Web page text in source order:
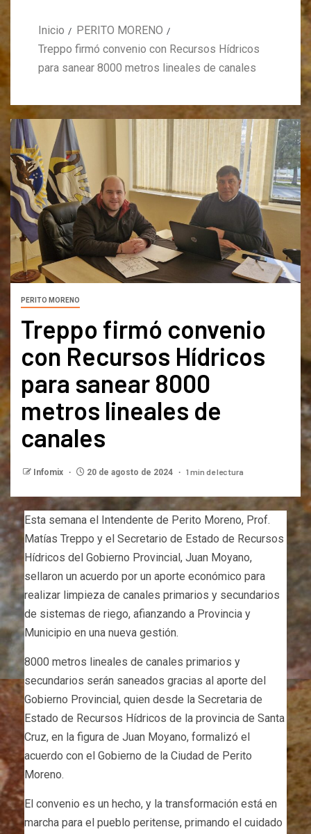
Inicio
PERITO MORENO
Treppo firmó convenio con Recursos Hídricos
para sanear 8000 metros lineales de canales
PERITO MORENO
Treppo firmó convenio
con Recursos Hídricos
para sanear 8000
metros lineales de
canales
Infomix 20 de agosto de 2024 1 min de lectura
Esta semana el Intendente de Perito Moreno, Prof.
Matías Treppo y el Secretario de Estado de Recursos
Hídricos del Gobierno Provincial, Juan Moyano,
sellaron un acuerdo por un aporte económico para
realizar limpieza de canales primarios y secundarios
de sistemas de riego, afianzando a Provincia y
Municipio en una nueva gestión.
8000 metros lineales de canales primarios y
secundarios serán saneados gracias al aporte del
Gobierno Provincial, quien desde la Secretaria de
Estado de Recursos Hídricos de la provincia de Santa
Cruz, en la figura de Juan Moyano, formalizó el
acuerdo con el Gobierno de la Ciudad de Perito
Moreno.
El convenio es un hecho, y la transformación está en
marcha para el pueblo peritense, primando el cuidado